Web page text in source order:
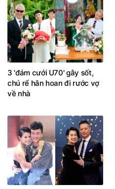
3 'đám cưới U70' gây sốt,
chú rể hân hoan đi rước vợ
về nhà